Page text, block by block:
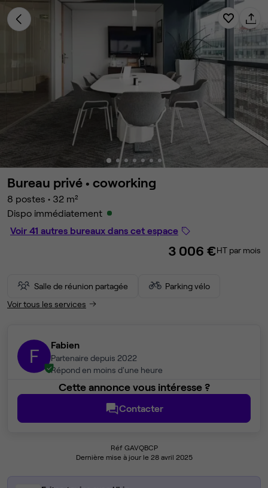
Bureau privé • coworking
8 postes • 32 m²
Dispo immédiatement
Voir 41 autres bureaux dans cet espace
3 006 €HT par mois
Salle de réunion partagée
Parking vélo
Voir tous les services
F Fabien
Partenaire depuis 2022
Répond en moins d'une heure
Cette annonce vous intéresse ?
Contacter
Réf GAVQBCP
Dernière mise à jour le 28 avril 2025